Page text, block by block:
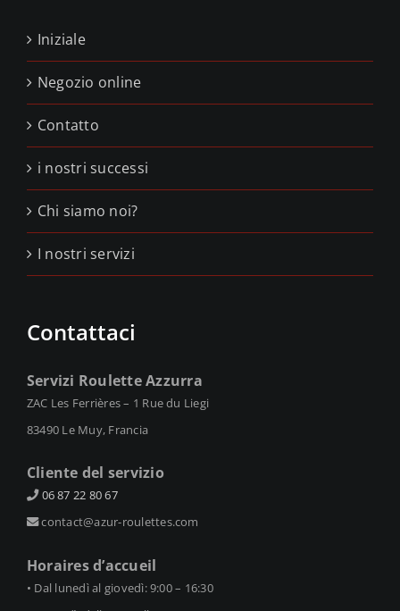
Iniziale
Negozio online
Contatto
i nostri successi
Chi siamo noi?
I nostri servizi
Contattaci
Servizi Roulette Azzurra
ZAC Les Ferrières – 1 Rue du Liegi
83490 Le Muy, Francia
Cliente del servizio
06 87 22 80 67
contact@azur-roulettes.com
Horaires d’accueil
• Dal lunedì al giovedì: 9:00 – 16:30